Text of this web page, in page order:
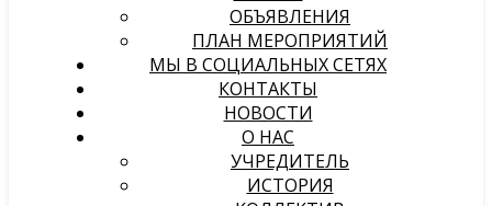
ОБЪЯВЛЕНИЯ
ПЛАН МЕРОПРИЯТИЙ
МЫ В СОЦИАЛЬНЫХ СЕТЯХ
КОНТАКТЫ
НОВОСТИ
О НАС
УЧРЕДИТЕЛЬ
ИСТОРИЯ